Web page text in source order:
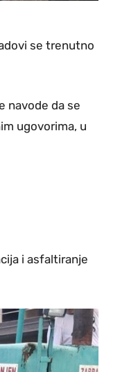
se trenutno
navode da se
ugovorima, u
i asfaltiranje